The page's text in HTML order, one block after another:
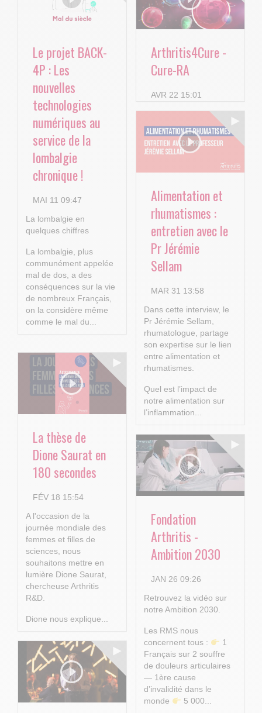
Le projet BACK-
4P : Les
nouvelles
technologies
numériques au
service de la
lombalgie
chronique !
MAI 11 09:47
La lombalgie en
quelques chiffres
La lombalgie, plus
communément appelée
mal de dos, a des
conséquences sur la vie
de nombreux Français,
on la considère même
comme le mal du...
Arthritis4Cure -
Cure-RA
AVR 22 15:01
Alimentation et
rhumatismes :
entretien avec le
Pr Jérémie
Sellam
MAR 31 13:58
Dans cette interview, le
Pr Jérémie Sellam,
rhumatologue, partage
son expertise sur le lien
entre alimentation et
rhumatismes.
Quel est l’impact de
notre alimentation sur
l’inflammation...
La thèse de
Dione Saurat en
180 secondes
FÉV 18 15:54
A l'occasion de la
journée mondiale des
femmes et filles de
sciences, nous
souhaitons mettre en
lumière Dione Saurat,
chercheuse Arthritis
R&D.
Dione nous explique...
Fondation
Arthritis -
Ambition 2030
JAN 26 09:26
Retrouvez la vidéo sur
notre Ambition 2030.
Les RMS nous
concernent tous :
1
Français sur 2 souffre
de douleurs articulaires
— 1ère cause
d’invalidité dans le
monde
5 000...